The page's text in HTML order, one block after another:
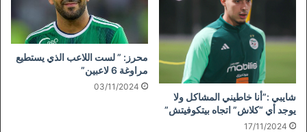
شايبي :”أنا خاطيني المشاكل ولا
يوجد أي “كلاش” اتجاه بيتكوفيتش”
17/11/2024
محرز: ” لست اللاعب الذي يستطيع
مراوغة 6 لاعبين”
03/11/2024